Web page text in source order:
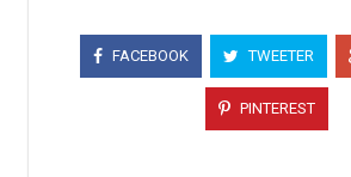
FACEBOOK TWEETER
PINTEREST